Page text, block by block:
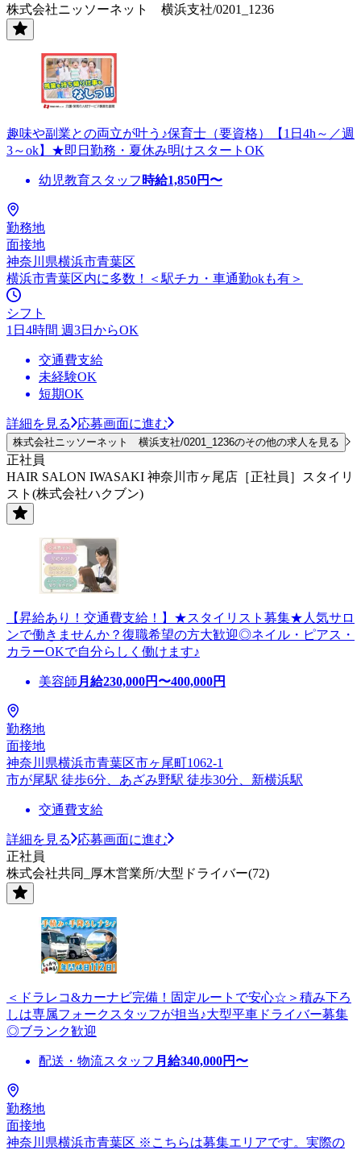
株式会社ニッソーネット 横浜支社/0201_1236
趣味や副業との両立が叶う♪保育士（要資格）【1日4h～／週
3～ok】★即日勤務・夏休み明けスタートOK
幼児教育スタッフ 時給1,850円〜
勤務地
面接地
神奈川県横浜市青葉区
横浜市青葉区内に多数！＜駅チカ・車通勤okも有＞
シフト
1日4時間 週3日からOK
交通費支給
未経験OK
短期OK
詳細を見る 応募画面に進む
株式会社ニッソーネット 横浜支社/0201_1236のその他の求人を見る
正社員
HAIR SALON IWASAKI 神奈川市ヶ尾店［正社員］スタイリ
スト(株式会社ハクブン)
【昇給あり！交通費支給！】★スタイリスト募集★人気サロ
ンで働きませんか？復職希望の方大歓迎◎ネイル・ピアス・
カラーOKで自分らしく働けます♪
美容師 月給230,000円〜400,000円
勤務地
面接地
神奈川県横浜市青葉区市ヶ尾町1062-1
市が尾駅 徒歩6分、あざみ野駅 徒歩30分、新横浜駅
交通費支給
詳細を見る
応募画面に進む
正社員
株式会社共同_厚木営業所/大型ドライバー(72)
＜ドラレコ&カーナビ完備！固定ルートで安心☆＞積み下ろ
しは専属フォークスタッフが担当♪大型平車ドライバー募集
◎ブランク歓迎
配送・物流スタッフ 月給340,000円〜
勤務地
面接地
神奈川県横浜市青葉区 ※こちらは募集エリアです。実際の